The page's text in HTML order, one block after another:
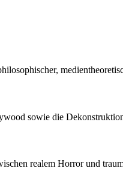
sowie die
realem Horror und